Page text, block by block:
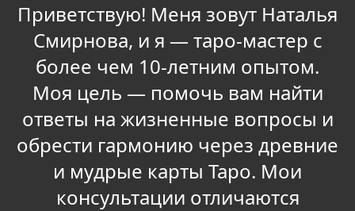
Приветствую! Меня зовут Наталья
Смирнова, и я — таро-мастер с
более чем 10-летним опытом.
Моя цель — помочь вам найти
ответы на жизненные вопросы и
обрести гармонию через древние
и мудрые карты Таро. Мои
консультации отличаются